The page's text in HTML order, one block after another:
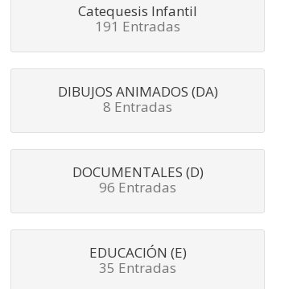
Catequesis Infantil
191 Entradas
DIBUJOS ANIMADOS (DA)
8 Entradas
DOCUMENTALES (D)
96 Entradas
EDUCACIÓN (E)
35 Entradas